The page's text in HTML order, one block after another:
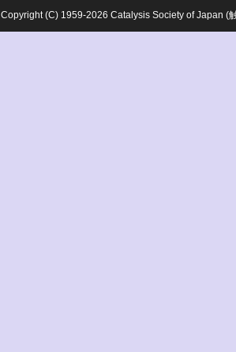
Copyright (C) 1959-2026 Catalysis Society of Japan (